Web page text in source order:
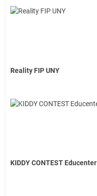
Reality FIP UNY
KIDDY CONTEST Educenter